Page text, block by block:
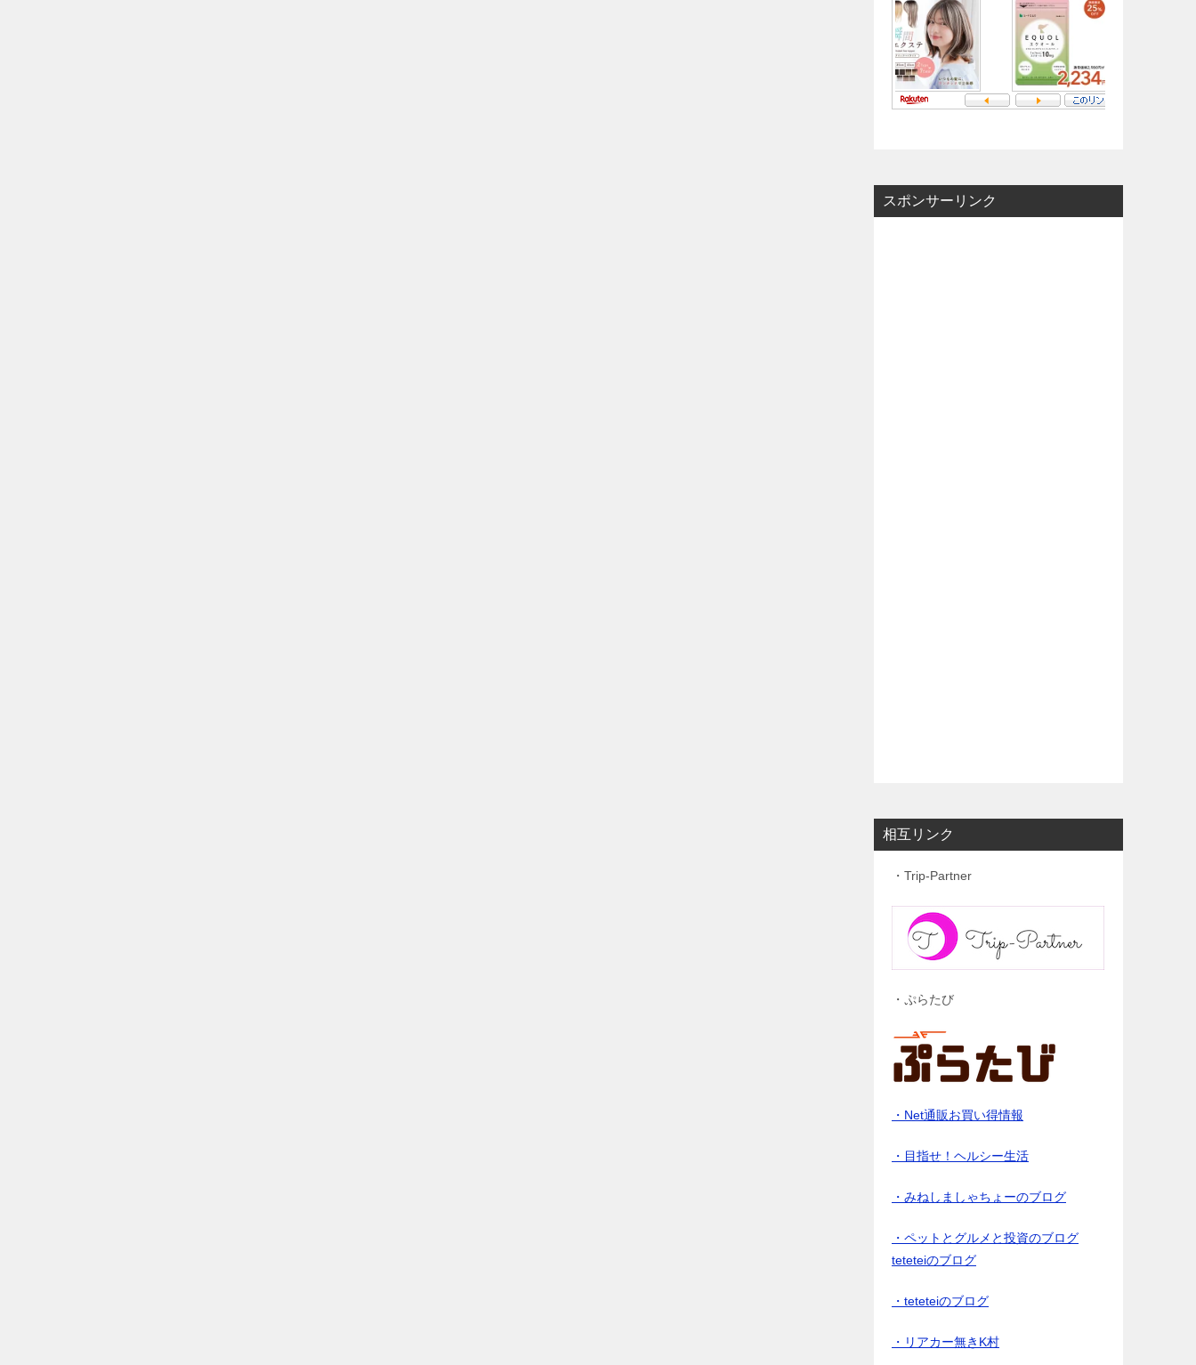
スポンサーリンク
相互リンク
・Trip-Partner
・ぷらたび
・Net通販お買い得情報
・目指せ！ヘルシー生活
・みねしましゃちょーのブログ
・ペットとグルメと投資のブログ
teteteiのブログ
・teteteiのブログ
・リアカー無きK村